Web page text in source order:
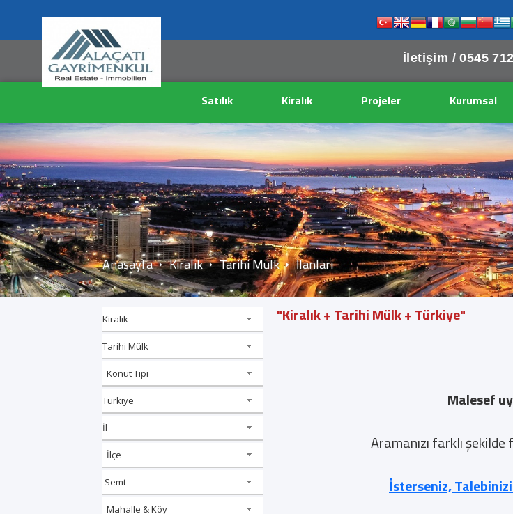
İletişim /0545
Satılık Kiralık Projeler Kurumsal
Anasayfa Kiralık Tarihi Mülk İlanları
"Kiralık + Tarihi Mülk + Türkiye"
Malesef
Aramanızı farklı
İsterseniz, Talebinizi